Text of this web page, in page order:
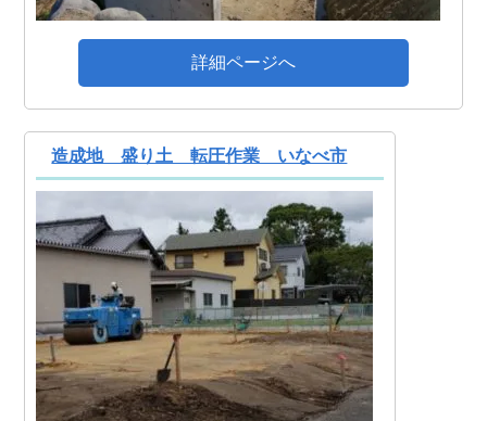
詳細ページへ
造成地 盛り土 転圧作業 いなべ市